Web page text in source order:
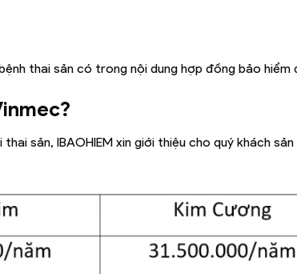
thai sản có trong nội dung hợp đồng bảo hiểm
sản, IBAOHIEM xin giới thiệu cho quý khách sản